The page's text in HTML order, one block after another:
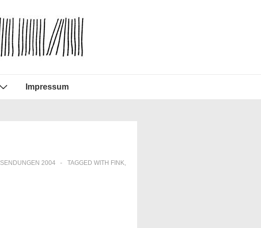
Impressum
SENDUNGEN 2004 TAGGED WITH FINK,